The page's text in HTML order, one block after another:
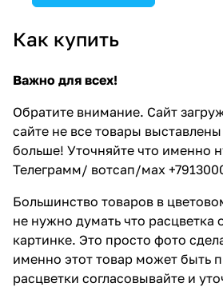
Как купить
Важно для всех!
Обратите внимание. Сайт
сайте не все товары
больше! Уточняйте что именно
Телеграмм/ вотсап/мах
Большинство товаров в
не нужно думать что расцветка
картинке. Это просто фото
именно этот товар может быть
расцветки согласовывайте и